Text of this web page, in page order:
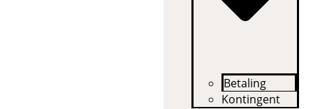
Betaling
Kontingent